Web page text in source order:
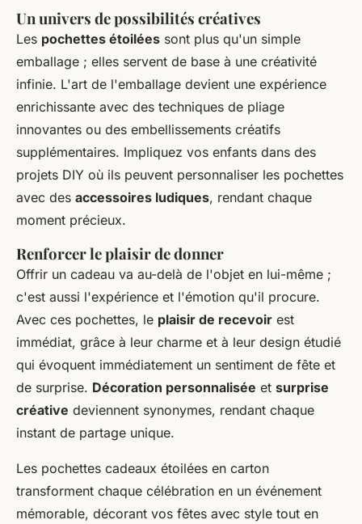
Un univers de possibilités créatives
Les pochettes étoilées sont plus qu'un simple
emballage ; elles servent de base à une créativité
infinie. L'art de l'emballage devient une expérience
enrichissante avec des techniques de pliage
innovantes ou des embellissements créatifs
supplémentaires. Impliquez vos enfants dans des
projets DIY où ils peuvent personnaliser les pochettes
avec des accessoires ludiques, rendant chaque
moment précieux.
Renforcer le plaisir de donner
Offrir un cadeau va au-delà de l'objet en lui-même ;
c'est aussi l'expérience et l'émotion qu'il procure.
Avec ces pochettes, le plaisir de recevoir est
immédiat, grâce à leur charme et à leur design étudié
qui évoquent immédiatement un sentiment de fête et
de surprise. Décoration personnalisée et surprise
créative deviennent synonymes, rendant chaque
instant de partage unique.
Les pochettes cadeaux étoilées en carton
transforment chaque célébration en un événement
mémorable, décorant vos fêtes avec style tout en